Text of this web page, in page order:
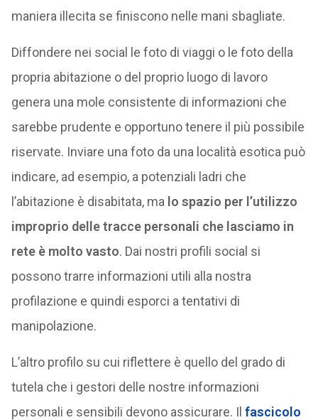
maniera illecita se finiscono nelle mani sbagliate.
Diffondere nei social le foto di viaggi o le foto della
propria abitazione o del proprio luogo di lavoro
genera una mole consistente di informazioni che
sarebbe prudente e opportuno tenere il più possibile
riservate. Inviare una foto da una località esotica può
indicare, ad esempio, a potenziali ladri che
l’abitazione è disabitata, ma lo spazio per l’utilizzo
improprio delle tracce personali che lasciamo in
rete è molto vasto. Dai nostri profili social si
possono trarre informazioni utili alla nostra
profilazione e quindi esporci a tentativi di
manipolazione.
L’altro profilo su cui riflettere è quello del grado di
tutela che i gestori delle nostre informazioni
personali e sensibili devono assicurare. Il fascicolo